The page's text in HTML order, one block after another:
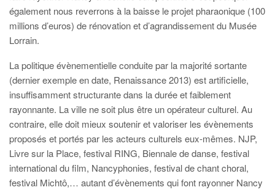
également nous reverrons à la baisse le projet pharaonique (100
millions d’euros) de rénovation et d’agrandissement du Musée
Lorrain.
La politique évènementielle conduite par la majorité sortante
(dernier exemple en date, Renaissance 2013) est artificielle,
insuffisamment structurante dans la durée et faiblement
rayonnante. La ville ne soit plus être un opérateur culturel. Au
contraire, elle doit mieux soutenir et valoriser les évènements
proposés et portés par les acteurs culturels eux-mêmes. NJP,
Livre sur la Place, festival RING, Biennale de danse, festival
international du film, Nancyphonies, festival de chant choral,
festival Michtô,… autant d’évènements qui font rayonner Nancy